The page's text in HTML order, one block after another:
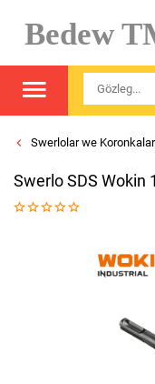
Bedew
Swerlolar we Koronkalar
Swerlo SDS Wokin